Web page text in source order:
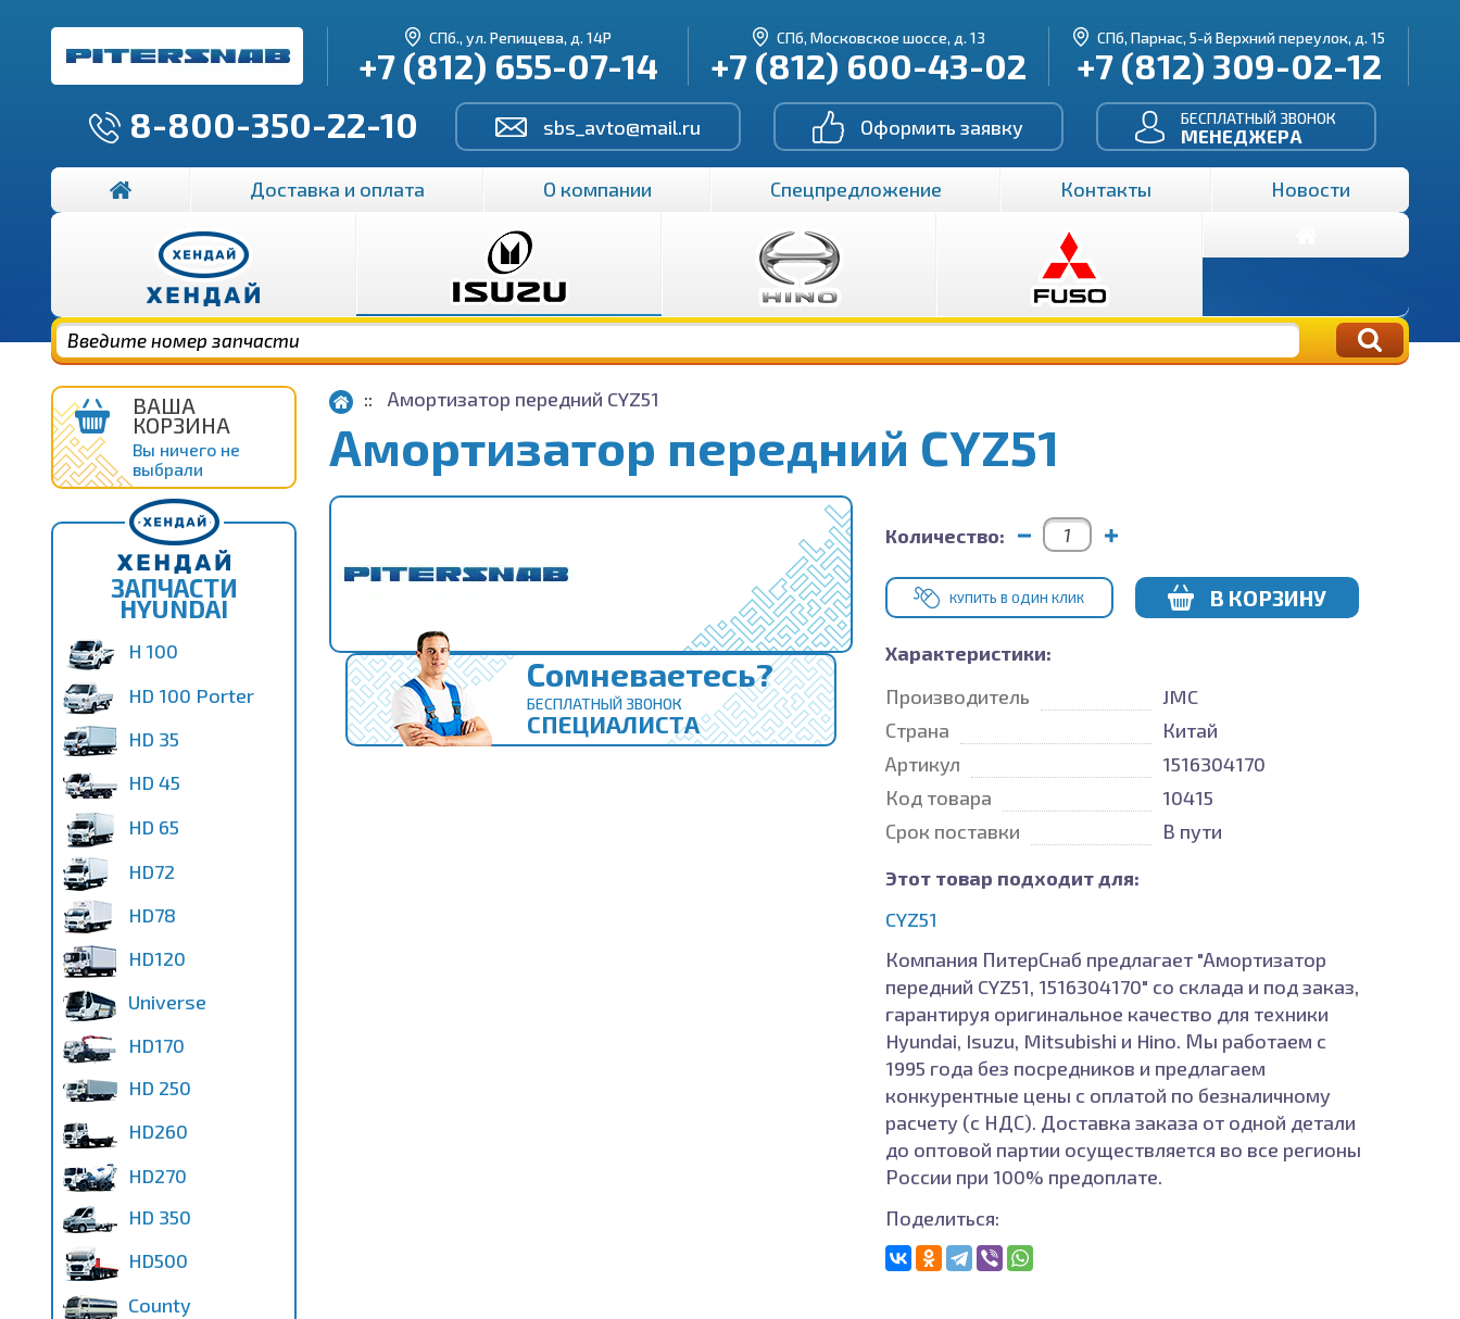
СПб., ул. Репищева, д. 14Р
+7 (812) 655-07-14
СПб, Московское шоссе, д. 13
+7 (812) 600-43-02
СПб, Парнас, 5-й Верхний переулок, д. 15
+7 (812) 309-02-12
8-800-350-22-10
sbs_avto@mail.ru Оформить заявку БЕСПЛАТНЫЙ ЗВОНОК
МЕНЕДЖЕРА
Доставка и оплата О компании Спецпредложение Контакты Новости
ВАША
КОРЗИНА
Вы ничего не
выбрали
ЗАПЧАСТИ
HYUNDAI
H 100
HD 100 Porter
HD 35
HD 45
HD 65
HD72
HD78
HD120
Universe
HD170
HD 250
HD260
HD270
HD 350
HD500
County
Амортизатор передний CYZ51
Амортизатор передний CYZ51
Сомневаетесь?
БЕСПЛАТНЫЙ ЗВОНОК
СПЕЦИАЛИСТА
Количество:
КУПИТЬ В ОДИН КЛИК В КОРЗИНУ
Характеристики:
Производитель
JMC
Страна
Китай
Артикул
1516304170
Код товара
10415
Срок поставки
В пути
Этот товар подходит для:
CYZ51
Компания ПитерСнаб предлагает "Амортизатор
передний CYZ51, 1516304170" со склада и под заказ,
гарантируя оригинальное качество для техники
Hyundai, Isuzu, Mitsubishi и Hino. Мы работаем с
1995 года без посредников и предлагаем
конкурентные цены с оплатой по безналичному
расчету (с НДС). Доставка заказа от одной детали
до оптовой партии осуществляется во все регионы
России при 100% предоплате.
Поделиться: